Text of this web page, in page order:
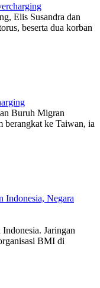
Elis Susandra dan
beserta dua korban
Buruh Migran
berangkat ke Taiwan, ia
Indonesia, Negara
Jaringan
BMI di